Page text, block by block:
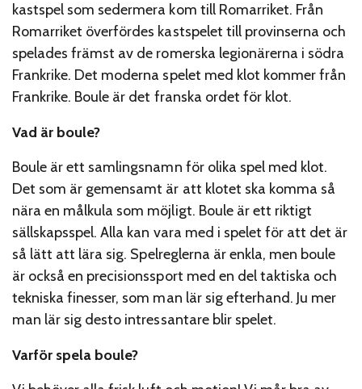
kastspel som sedermera kom till Romarriket. Från
Romarriket överfördes kastspelet till provinserna och
spelades främst av de romerska legionärerna i södra
Frankrike. Det moderna spelet med klot kommer från
Frankrike. Boule är det franska ordet för klot.
Vad är boule?
Boule är ett samlingsnamn för olika spel med klot.
Det som är gemensamt är att klotet ska komma så
nära en målkula som möjligt. Boule är ett riktigt
sällskapsspel. Alla kan vara med i spelet för att det är
så lätt att lära sig. Spelreglerna är enkla, men boule
är också en precisionssport med en del taktiska och
tekniska finesser, som man lär sig efterhand. Ju mer
man lär sig desto intressantare blir spelet.
Varför spela boule?